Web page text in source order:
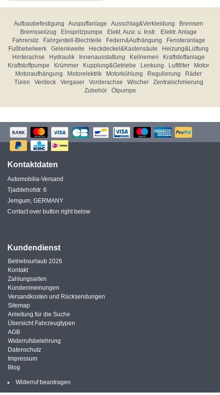
Aufbaubefestigung Auspuffanlage Ausschlag&Verkleidung
Bremsen
Bremsseilzug
Einspritzpumpe Elekt. Ausr. u. Instr.
Elektr. Anlage
Fahrersitz
Fahrgestell-Blechteile Federn&Aufhängung
Fensteranlage
Fußhebelwerk
Gelenkwelle Heckdeckel&Kastensäule
Heizung&Lüftung
Hinterachse
Hydraulik Innenausstattung Keilriemen
Kraftstoffanlage
Kraftstoffpumpe
Krümmer Kupplung&Getriebe Lenkung Luftfilter
Motor
Motoraufhängung
Motorelektrik Motorkühlung Regulierung
Räder
Türen
Verdeck Vergaser Vorderachse Wischer
Zentralschmierung
Zubehör
Ölpumpe
Kontaktdaten
Automobilia-Versand
Tjaddehofstr. 6
Jemgum, GERMANY
Contact over button right below
Kundendienst
Betriebsurlaub 2026
Kontakt
Zahlungsarten
Kundenmeinungen
Versandkosten und Rücksendungen
Sitemap
Anleitung für die Suche
Übersicht Fahrzeugtypen
AGB
Widerrufsbelehrung
Datenschutz
Impressum
Blog
Widerruf beantragen